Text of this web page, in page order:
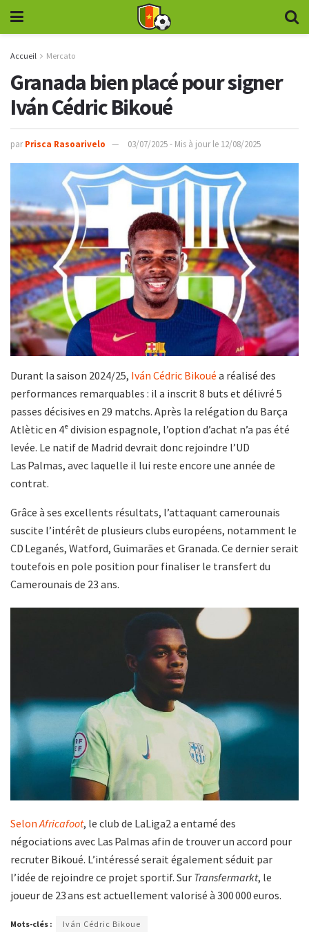
Accueil Mercato
Granada bien placé pour signer
Iván Cédric Bikoué
par Prisca Rasoarivelo 03/07/2025 - Mis à jour le 12/08/2025
Durant la saison 2024/25, Iván Cédric Bikoué a réalisé des
performances remarquables : il a inscrit 8 buts et délivré 5
passes décisives en 29 matchs. Après la relégation du Barça
Atlètic en 4ᵉ division espagnole, l’option d’achat n’a pas été
levée. Le natif de Madrid devrait donc rejoindre l’UD
Las Palmas, avec laquelle il lui reste encore une année de
contrat.
Grâce à ses excellents résultats, l’attaquant camerounais
suscite l’intérêt de plusieurs clubs européens, notamment le
CD Leganés, Watford, Guimarães et Granada. Ce dernier serait
toutefois en pole position pour finaliser le transfert du
Camerounais de 23 ans.
SelonAfricafoot, le club de LaLiga2 a entamé des
négociations avec Las Palmas afin de trouver un accord pour
recruter Bikoué. L’intéressé serait également séduit par
l’idée de rejoindre ce projet sportif. Sur Transfermarkt, le
joueur de 23 ans est actuellement valorisé à 300 000 euros.
Mots-clés : Iván Cédric Bikoue